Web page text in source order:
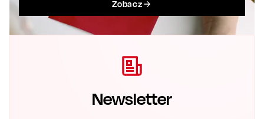
Zobacz
Newsletter